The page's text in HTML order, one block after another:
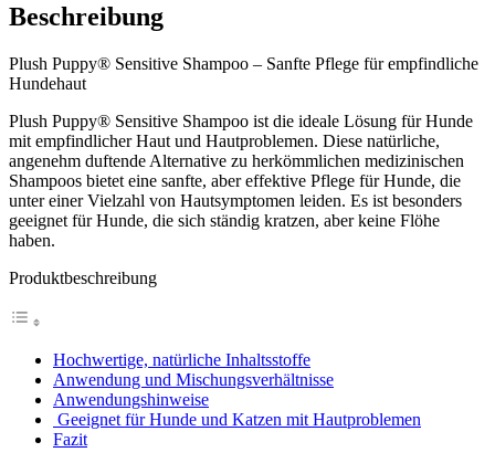
Beschreibung
Plush Puppy® Sensitive Shampoo – Sanfte Pflege für empfindliche
Hundehaut
Plush Puppy® Sensitive Shampoo ist die ideale Lösung für Hunde
mit empfindlicher Haut und Hautproblemen. Diese natürliche,
angenehm duftende Alternative zu herkömmlichen medizinischen
Shampoos bietet eine sanfte, aber effektive Pflege für Hunde, die
unter einer Vielzahl von Hautsymptomen leiden. Es ist besonders
geeignet für Hunde, die sich ständig kratzen, aber keine Flöhe
haben.
Produktbeschreibung
Hochwertige, natürliche Inhaltsstoffe
Anwendung und Mischungsverhältnisse
Anwendungshinweise
Geeignet für Hunde und Katzen mit Hautproblemen
Fazit